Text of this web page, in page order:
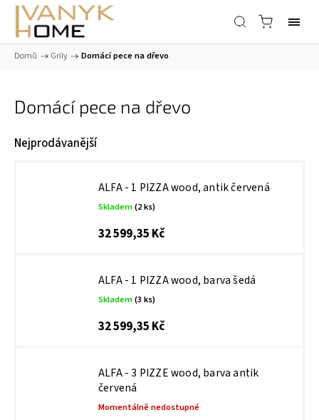
Domů / Grily / Domácí pece na dřevo
Domácí pece na dřevo
Nejprodávanější
ALFA - 1 PIZZA wood, antik červená
Skladem(2 ks)
32 599,35 Kč
ALFA - 1 PIZZA wood, barva šedá
Skladem(3 ks)
32 599,35 Kč
ALFA - 3 PIZZE wood, barva antik
červená
Momentálně nedostupné